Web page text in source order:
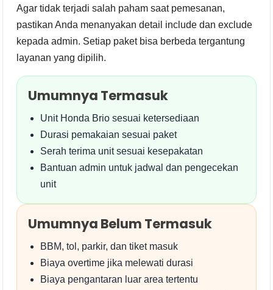
Agar tidak terjadi salah paham saat pemesanan,
pastikan Anda menanyakan detail include dan exclude
kepada admin. Setiap paket bisa berbeda tergantung
layanan yang dipilih.
Umumnya Termasuk
Unit Honda Brio sesuai ketersediaan
Durasi pemakaian sesuai paket
Serah terima unit sesuai kesepakatan
Bantuan admin untuk jadwal dan pengecekan
unit
Umumnya Belum Termasuk
BBM, tol, parkir, dan tiket masuk
Biaya overtime jika melewati durasi
Biaya pengantaran luar area tertentu